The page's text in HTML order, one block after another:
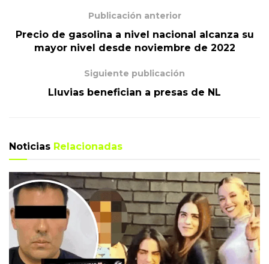
Publicación anterior
Precio de gasolina a nivel nacional alcanza su
mayor nivel desde noviembre de 2022
Siguiente publicación
Lluvias benefician a presas de NL
Noticias Relacionadas